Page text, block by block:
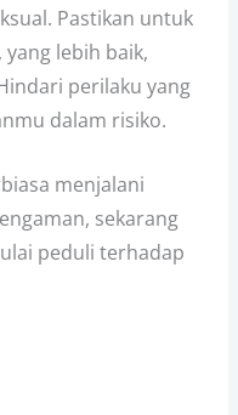
Pastikan untuk
lebih baik,
perilaku yang
dalam risiko.
menjalani
sekarang
peduli terhadap